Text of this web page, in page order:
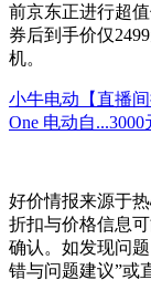
前京东正进行超
券后到手价仅
机。
小牛电动【直播
One 电动自...3000
好价情报来源于
折扣与价格信息
确认。如发现问
错与问题建议”或